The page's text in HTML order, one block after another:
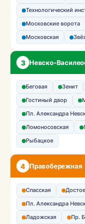
Технологический
Московские ворота
Московская
3 Невско-
Беговая Зенит
Гостиный двор
Пл. Александра
Ломоносовская
Рыбацкое
4 Правобережная
Спасская
Пл. Александра
Ладожская
Пр.